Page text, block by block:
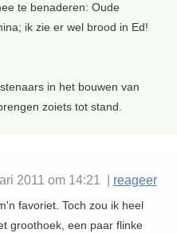
te benaderen: Oude
ik zie er wel brood in Ed!
in het bouwen van
zoiets tot stand.
2011 om 14:21 | reageer
favoriet. Toch zou ik heel
groothoek, een paar flinke